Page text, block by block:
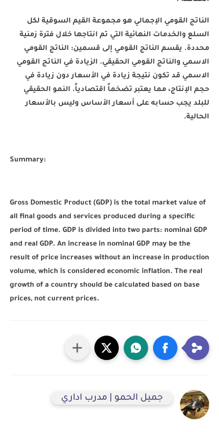
الناتج القومي الإجمالي هو مجموعة القيم السوقية لكل
السلع والخدمات النهائية التي تم انتاجها خلال فترة زمنية
محددة. يقسم الناتج القومي إلى قسمين: الناتج القومي
الاسمي والناتج القومي الحقيقي. الزيادة في الناتج القومي
الاسمي قد تكون نتيجة زيادة في الأسعار دون زيادة في
حجم الإنتاج، مما يعتبر تضخماً اقتصادياً. النمو الحقيقي
للبلد يجب حسابه على أسعار الأساس وليس بالأسعار
الحالية.
Summary:
Gross Domestic Product (GDP) is the total market value of
all final goods and services produced during a specific
period of time. GDP is divided into two parts: nominal GDP
and real GDP. An increase in nominal GDP may be the
result of price increases without an increase in production
volume, which is considered economic inflation. The real
growth of a country should be calculated based on base
prices, not current prices.
جميل الحمو | مدرب اداري